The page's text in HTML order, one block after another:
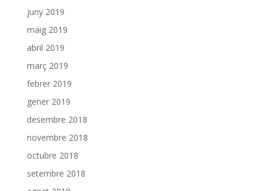
juny 2019
maig 2019
abril 2019
març 2019
febrer 2019
gener 2019
desembre 2018
novembre 2018
octubre 2018
setembre 2018